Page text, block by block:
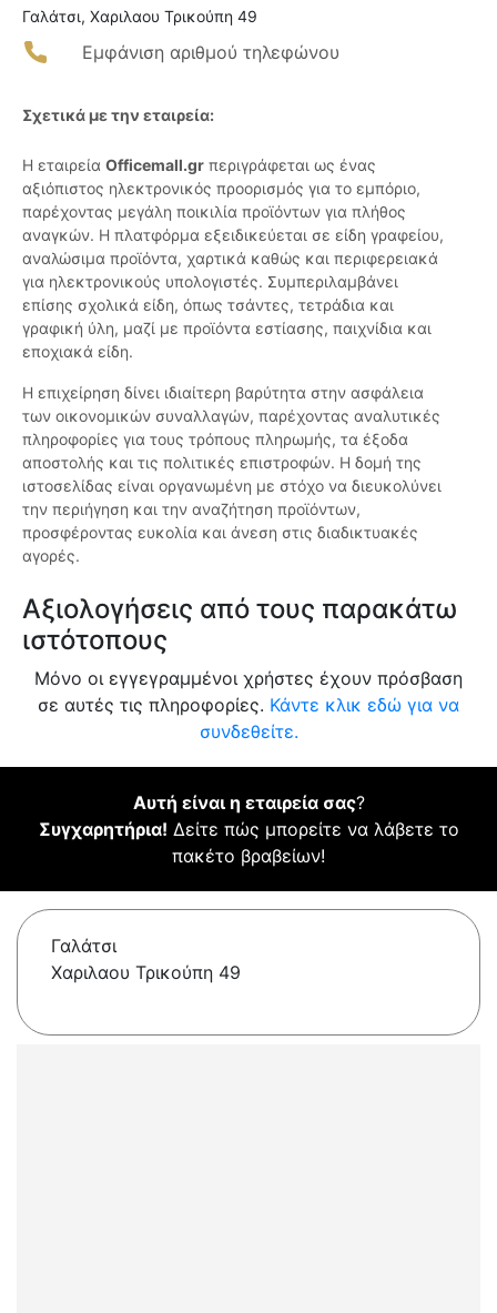
Γαλάτσι, Χαριλαου Τρικούπη 49
Εμφάνιση αριθμού τηλεφώνου
Σχετικά με την εταιρεία:
Η εταιρεία Officemall.gr περιγράφεται ως ένας
αξιόπιστος ηλεκτρονικός προορισμός για το εμπόριο,
παρέχοντας μεγάλη ποικιλία προϊόντων για πλήθος
αναγκών. Η πλατφόρμα εξειδικεύεται σε είδη γραφείου,
αναλώσιμα προϊόντα, χαρτικά καθώς και περιφερειακά
για ηλεκτρονικούς υπολογιστές. Συμπεριλαμβάνει
επίσης σχολικά είδη, όπως τσάντες, τετράδια και
γραφική ύλη, μαζί με προϊόντα εστίασης, παιχνίδια και
εποχιακά είδη.
Η επιχείρηση δίνει ιδιαίτερη βαρύτητα στην ασφάλεια
των οικονομικών συναλλαγών, παρέχοντας αναλυτικές
πληροφορίες για τους τρόπους πληρωμής, τα έξοδα
αποστολής και τις πολιτικές επιστροφών. Η δομή της
ιστοσελίδας είναι οργανωμένη με στόχο να διευκολύνει
την περιήγηση και την αναζήτηση προϊόντων,
προσφέροντας ευκολία και άνεση στις διαδικτυακές
αγορές.
Αξιολογήσεις από τους παρακάτω
ιστότοπους
Μόνο οι εγγεγραμμένοι χρήστες έχουν πρόσβαση
σε αυτές τις πληροφορίες. Κάντε κλικ εδώ για να
συνδεθείτε.
Αυτή είναι η εταιρεία σας?
Συγχαρητήρια! Δείτε πώς μπορείτε να λάβετε το
πακέτο βραβείων!
Γαλάτσι
Χαριλαου Τρικούπη 49